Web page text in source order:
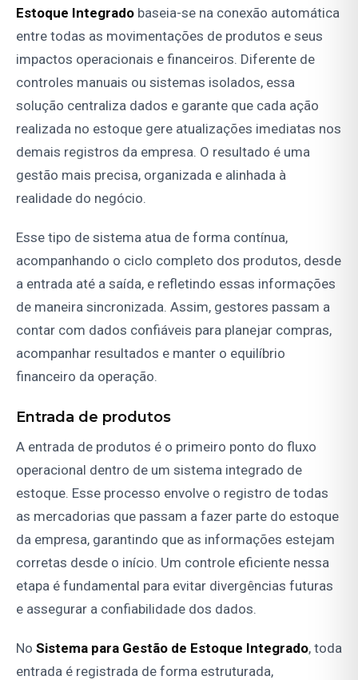
Estoque Integrado baseia-se na conexão automática
entre todas as movimentações de produtos e seus
impactos operacionais e financeiros. Diferente de
controles manuais ou sistemas isolados, essa
solução centraliza dados e garante que cada ação
realizada no estoque gere atualizações imediatas nos
demais registros da empresa. O resultado é uma
gestão mais precisa, organizada e alinhada à
realidade do negócio.
Esse tipo de sistema atua de forma contínua,
acompanhando o ciclo completo dos produtos, desde
a entrada até a saída, e refletindo essas informações
de maneira sincronizada. Assim, gestores passam a
contar com dados confiáveis para planejar compras,
acompanhar resultados e manter o equilíbrio
financeiro da operação.
Entrada de produtos
A entrada de produtos é o primeiro ponto do fluxo
operacional dentro de um sistema integrado de
estoque. Esse processo envolve o registro de todas
as mercadorias que passam a fazer parte do estoque
da empresa, garantindo que as informações estejam
corretas desde o início. Um controle eficiente nessa
etapa é fundamental para evitar divergências futuras
e assegurar a confiabilidade dos dados.
No Sistema para Gestão de Estoque Integrado, toda
entrada é registrada de forma estruturada,